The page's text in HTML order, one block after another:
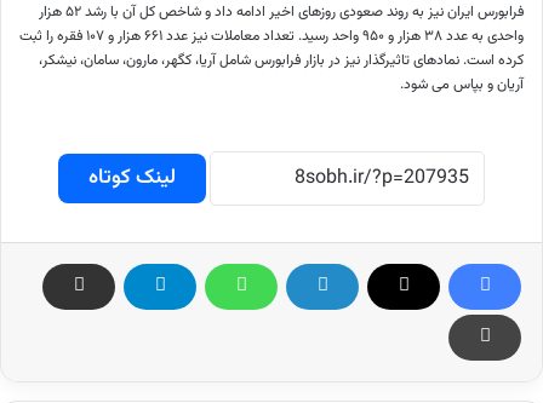
فرابورس ایران نیز به روند صعودی روزهای اخیر ادامه داد و شاخص کل آن با رشد ۵۲ هزار
واحدی به عدد ۳۸ هزار و ۹۵۰ واحد رسید. تعداد معاملات نیز عدد ۶۶۱ هزار و ۱۰۷ فقره را ثبت
کرده است. نمادهای تاثیرگذار نیز در بازار فرابورس شامل آریا، کگهر، مارون، سامان، نیشکر،
آریان و بپاس می شود.
لینک کوتاه